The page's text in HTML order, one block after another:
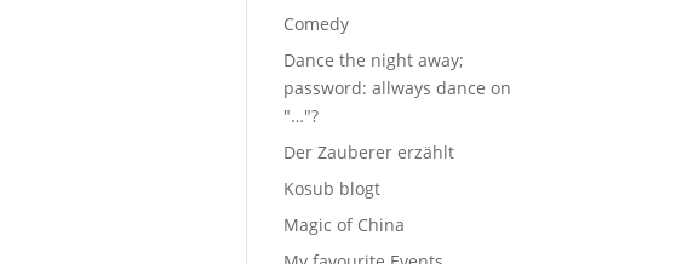
Comedy
Dance the night away;
password: allways dance on
"…"?
Der Zauberer erzählt
Kosub blogt
Magic of China